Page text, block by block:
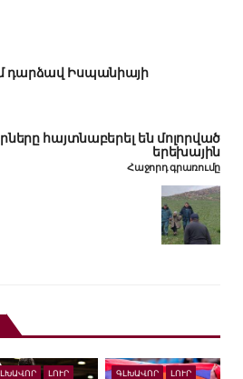
դարձավ Իսպանիայի
հայտնաբերել են մոլորված
երեխային
Հաջորդ գրառումը
ԼՈՒՐ ԳԼԽԱՎՈՐ ԼՈՒՐ